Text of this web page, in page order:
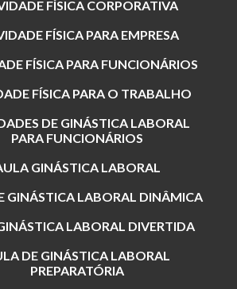
FÍSICA CORPORATIVA
FÍSICA PARA EMPRESA
FÍSICA PARA FUNCIONÁRIOS
FÍSICA PARA O TRABALHO
DE GINÁSTICA LABORAL
PARA FUNCIONÁRIOS
GINÁSTICA LABORAL
GINÁSTICA LABORAL DINÂMICA
LABORAL DIVERTIDA
DE GINÁSTICA LABORAL
PREPARATÓRIA